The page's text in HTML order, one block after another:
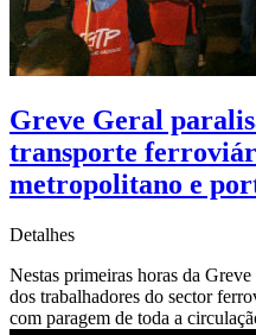
Greve Geral
transporte
metropolitano e
Detalhes
Nestas primeiras horas da
dos trabalhadores do sector
com paragem de toda a